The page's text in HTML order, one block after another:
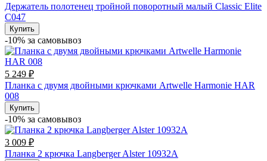
Держатель полотенец тройной поворотный малый Classic Elite
C047
Купить
-10% за cамовывоз
5 249 ₽
Планка с двумя двойными крючками Artwelle Harmonie HAR
008
Купить
-10% за cамовывоз
3 009 ₽
Планка 2 крючка Langberger Alster 10932А